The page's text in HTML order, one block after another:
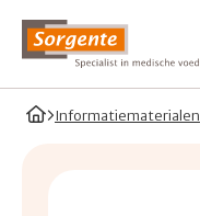
HomeInformatiematerialen